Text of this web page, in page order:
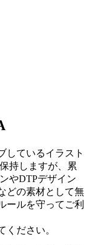
しているイラスト
持しますが、累
やDTPデザイン
どの素材として無
ールを守ってご利
ください。